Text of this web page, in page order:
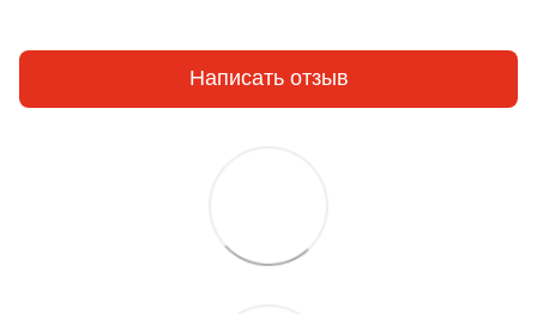
Написать отзыв